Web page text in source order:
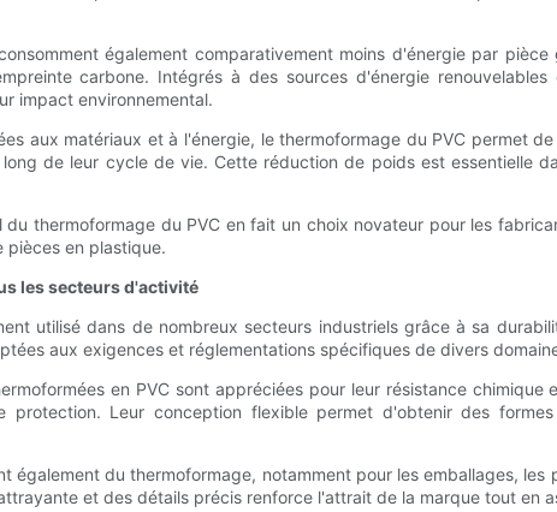
également comparativement moins d'énergie par
carbone. Intégrés à des sources d'énergie
impact environnemental.
aux matériaux et à l'énergie, le thermoformage du PVC permet
de leur cycle de vie. Cette réduction de poids est essentielle
du thermoformage du PVC en fait un choix novateur pour les
pièces en plastique.
les secteurs d'activité
utilisé dans de nombreux secteurs industriels grâce à sa
aux exigences et réglementations spécifiques de divers
en PVC sont appréciées pour leur résistance
protection. Leur conception flexible permet d'obtenir des
également du thermoformage, notamment pour les emballages,
et des détails précis renforce l'attrait de la marque tout en